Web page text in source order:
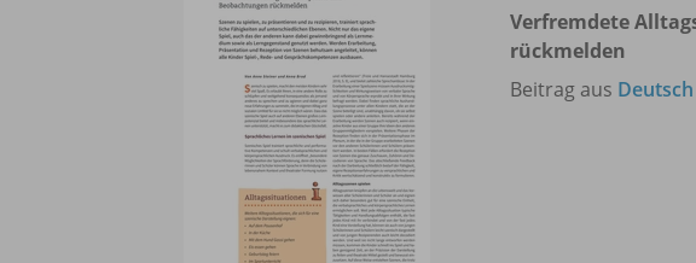
Verfremdete
rückmelden
Beitrag aus